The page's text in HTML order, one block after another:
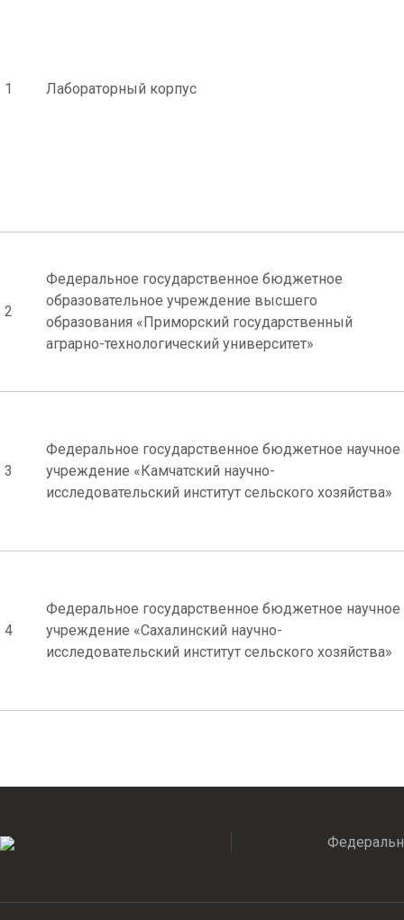
1 Лабораторный корпус
2
Федеральное государственное бюджетное
образовательное учреждение высшего
образования «Приморский государственный
аграрно-технологический университет»
3
Федеральное государственное бюджетное научное
учреждение «Камчатский научно-
исследовательский институт сельского хозяйства»
4
Федеральное государственное бюджетное научное
учреждение «Сахалинский научно-
исследовательский институт сельского хозяйства»